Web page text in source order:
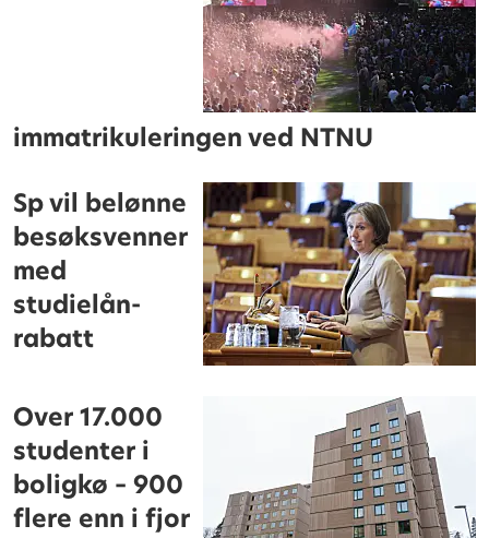
immatrikuleringen ved NTNU
Sp vil belønne
besøksvenner
med
studielån-
rabatt
Over 17.000
studenter i
boligkø – 900
flere enn i fjor